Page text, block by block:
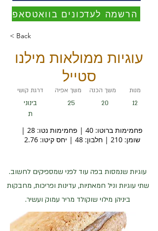
הרשמה לעדכונים בוואטסאפ
< Back
עוגיות ממולאות מילנו
סטייל
דרגת קושי
בינוני
ת
משך אפיה
25
משך הכנה
20
מנות
12
פחמימות ברוטו: 40 | פחמימות נטו: 28 |
שומן: 210 | חלבון: 48 | יחס קיטו: 2.76
עוגיות שנמסות בפה עוד לפני שמספיקים לחשוב.
שתי עוגיות וניל חמאתיות, עדינות ופריכות, מחבקות
ביניהן מילוי שוקולד מריר עמוק ועשיר.